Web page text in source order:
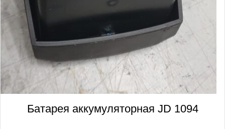
Батарея аккумуляторная JD 1094